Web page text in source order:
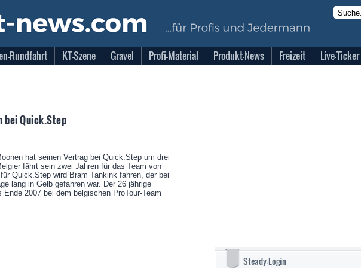
Rundfahrt KT-Szene Gravel Profi-Material Produkt-News Freizeit Live-Ticker
bei Quick.Step
hat seinen Vertrag bei Quick.Step um drei
fährt sein zwei Jahren für das Team von
Quick.Step wird Bram Tankink fahren, der bei
lang in Gelb gefahren war. Der 26 jährige
2007 bei dem belgischen ProTour-Team
Steady-Login